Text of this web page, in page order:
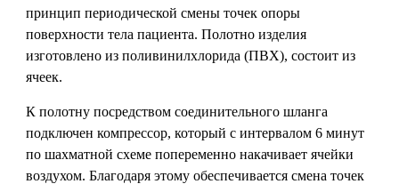
принцип периодической смены точек опоры
поверхности тела пациента. Полотно изделия
изготовлено из поливинилхлорида (ПВХ), состоит из
ячеек.
К полотну посредством соединительного шланга
подключен компрессор, который с интервалом 6 минут
по шахматной схеме попеременно накачивает ячейки
воздухом. Благодаря этому обеспечивается смена точек